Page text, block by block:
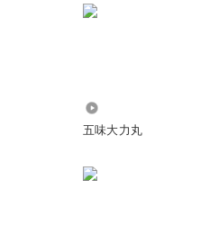
已尽余甘甜 人生苦忆徒增憾 笑
五味大力丸